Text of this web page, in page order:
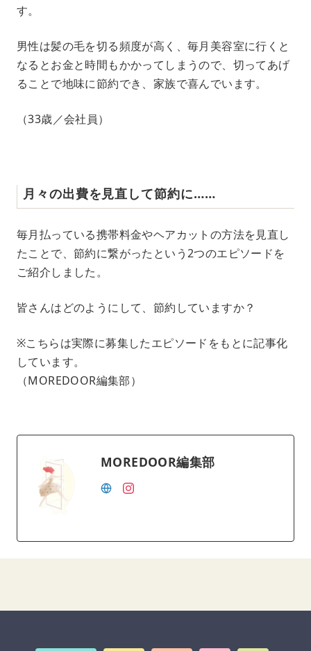
す。
男性は髪の毛を切る頻度が高く、毎月美容室に行くと
なるとお金と時間もかかってしまうので、切ってあげ
ることで地味に節約でき、家族で喜んでいます。
（33歳／会社員）
月々の出費を見直して節約に……
毎月払っている携帯料金やヘアカットの方法を見直し
たことで、節約に繋がったという2つのエピソードを
ご紹介しました。
皆さんはどのようにして、節約していますか？
※こちらは実際に募集したエピソードをもとに記事化
しています。
（MOREDOOR編集部）
MOREDOOR編集部